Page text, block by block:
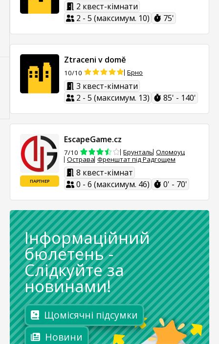
2 квест-кімнати
2 - 5 (максимум. 10)
75'
Ztraceni v domě
10/10 Брно
3 квест-кімнати
2 - 5 (максимум. 13)
85' - 140'
ПАРТНЕР
EscapeGame.cz
7/10 Брунталь Оломоуц
Острава Френштат під Радгощем
8 квест-кімнат
0 - 6 (максимум. 46)
0' - 70'
Інформаційний
бюлетень -
Слідкуйте за
новинами!
Щомісячні підсумки
Новини